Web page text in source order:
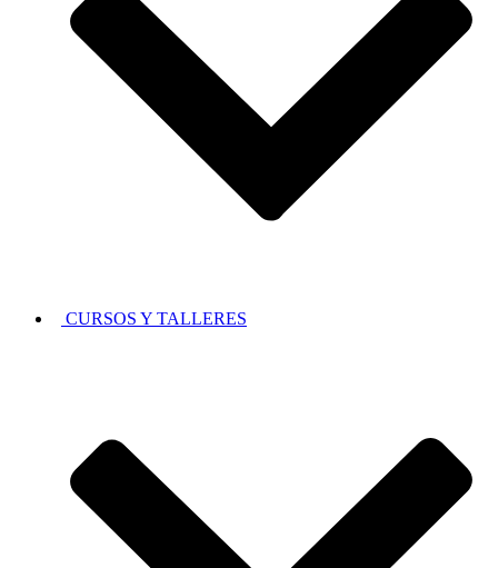
CURSOS Y TALLERES